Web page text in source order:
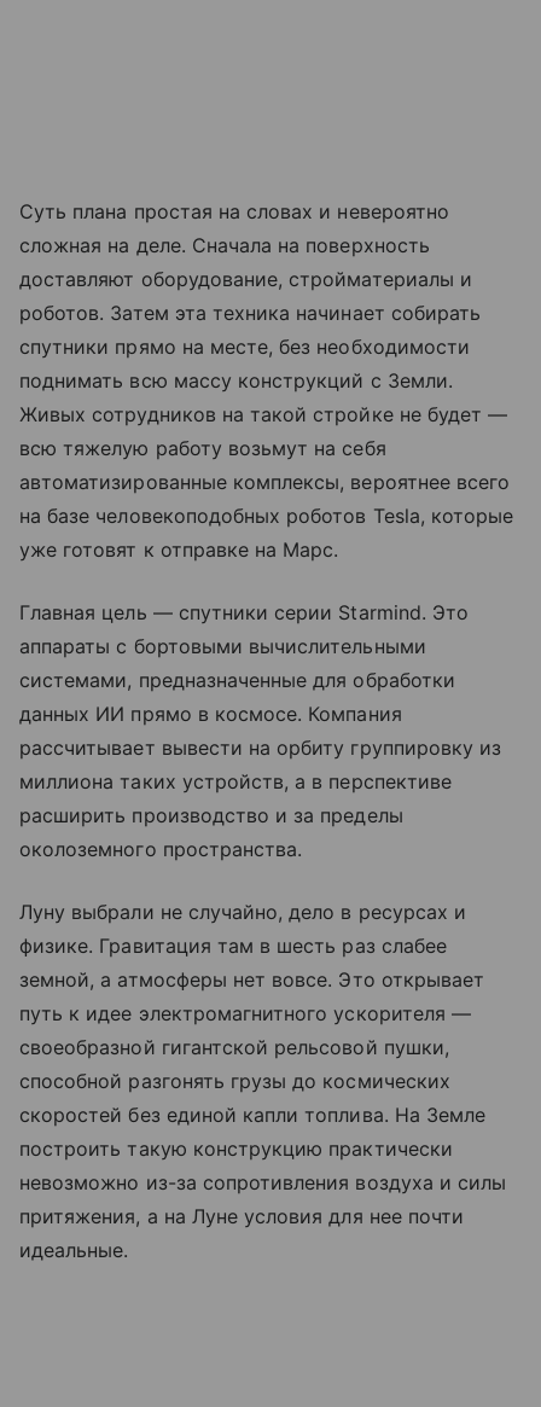
Суть плана простая на словах и невероятно
сложная на деле. Сначала на поверхность
доставляют оборудование, стройматериалы и
роботов. Затем эта техника начинает собирать
спутники прямо на месте, без необходимости
поднимать всю массу конструкций с Земли.
Живых сотрудников на такой стройке не будет —
всю тяжелую работу возьмут на себя
автоматизированные комплексы, вероятнее всего
на базе человекоподобных роботов Tesla, которые
уже готовят к отправке на Марс.
Главная цель — спутники серии Starmind. Это
аппараты с бортовыми вычислительными
системами, предназначенные для обработки
данных ИИ прямо в космосе. Компания
рассчитывает вывести на орбиту группировку из
миллиона таких устройств, а в перспективе
расширить производство и за пределы
околоземного пространства.
Луну выбрали не случайно, дело в ресурсах и
физике. Гравитация там в шесть раз слабее
земной, а атмосферы нет вовсе. Это открывает
путь к идее электромагнитного ускорителя —
своеобразной гигантской рельсовой пушки,
способной разгонять грузы до космических
скоростей без единой капли топлива. На Земле
построить такую конструкцию практически
невозможно из-за сопротивления воздуха и силы
притяжения, а на Луне условия для нее почти
идеальные.